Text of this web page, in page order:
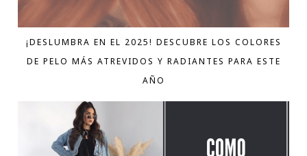
¡DESLUMBRA EN EL 2025! DESCUBRE LOS COLORES
DE PELO MÁS ATREVIDOS Y RADIANTES PARA ESTE
AÑO